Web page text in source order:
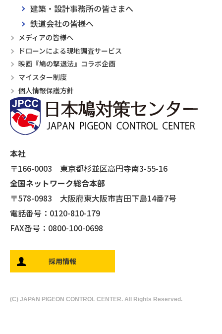
本社
〒166-0003 東京都杉並区高円寺南3-55-16
全国ネットワーク総合本部
〒578-0983 大阪府東大阪市吉田下島14番7号
電話番号：0120-810-179
FAX番号：0800-100-0698
採用情報
(C) JAPAN PIGEON CONTROL CENTER. All Rights Reserved.
建築・設計事務所の皆さまへ
鉄道会社の皆様へ
メディアの皆様へ
ドローンによる現地調査サービス
映画『鳩の撃退法』コラボ企画
マイスター制度
個人情報保護方針